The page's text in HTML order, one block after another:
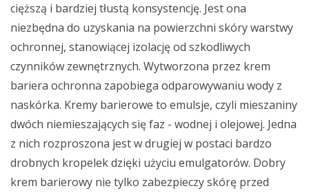
cięższą i bardziej tłustą konsystencję. Jest ona
niezbędna do uzyskania na powierzchni skóry warstwy
ochronnej, stanowiącej izolację od szkodliwych
czynników zewnętrznych. Wytworzona przez krem
bariera ochronna zapobiega odparowywaniu wody z
naskórka. Kremy barierowe to emulsje, czyli mieszaniny
dwóch niemieszających się faz - wodnej i olejowej. Jedna
z nich rozproszona jest w drugiej w postaci bardzo
drobnych kropelek dzięki użyciu emulgatorów. Dobry
krem barierowy nie tylko zabezpieczy skórę przed